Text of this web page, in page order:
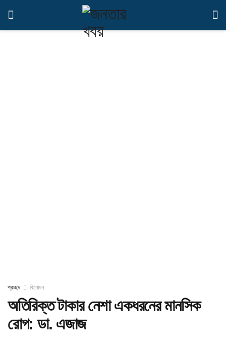
প্রচ্ছদ বিনোদন
অতিরিক্ত টাকার নেশা একধরনের মানসিক
রোগ: ডা. এজাজ